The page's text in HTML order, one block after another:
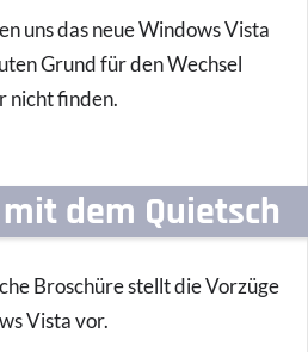
uns das neue Windows Vista
Grund für den Wechsel
nicht finden.
dem Quietsch
Broschüre stellt die Vorzüge
Vista vor.